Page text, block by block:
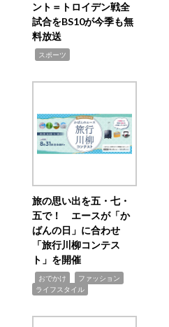
ント＝トロイデン戦全
試合をBS10が今季も無
料放送
スポーツ
旅の思い出を五・七・
五で！ エースが「か
ばんの日」に合わせ
「旅行川柳コンテス
ト」を開催
おでかけ ファッション
ライフスタイル